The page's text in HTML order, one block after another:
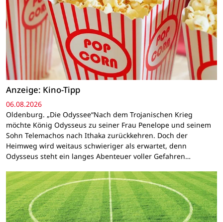
Anzeige: Kino-Tipp
06.08.2026
Oldenburg. „Die Odyssee“Nach dem Trojanischen Krieg
möchte König Odysseus zu seiner Frau Penelope und seinem
Sohn Telemachos nach Ithaka zurückkehren. Doch der
Heimweg wird weitaus schwieriger als erwartet, denn
Odysseus steht ein langes Abenteuer voller Gefahren…